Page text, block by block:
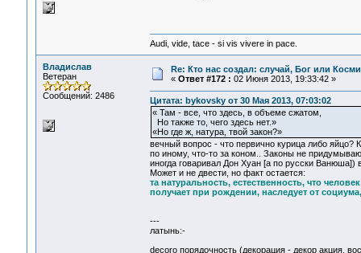
Audi, vide, tace - si vis vivere in pace.
Владислав
Ветеран
Сообщений: 2486
Re: Кто нас создал: случай, Бог или
« Ответ #172 : 02 Июня 2013, 19:33:42 »
Цитата: bykovsky от 30 Мая 2013, 07:03:02
« Там - все, что здесь, в объеме сжатом,
Но также то, чего здесь нет.»
«Но где ж, натура, твой закон?»
вечный вопрос - что первично курица либо яйцо?
по иному, что-то за коном.. Законы не
иногда говаривал Дон Хуан [а по русски
Может и не двести, но факт остается:
та натуральность, естественность, что
получает при рождении, наследует от
---
латынь:-
decoro порядочность (декорация - декор акция,